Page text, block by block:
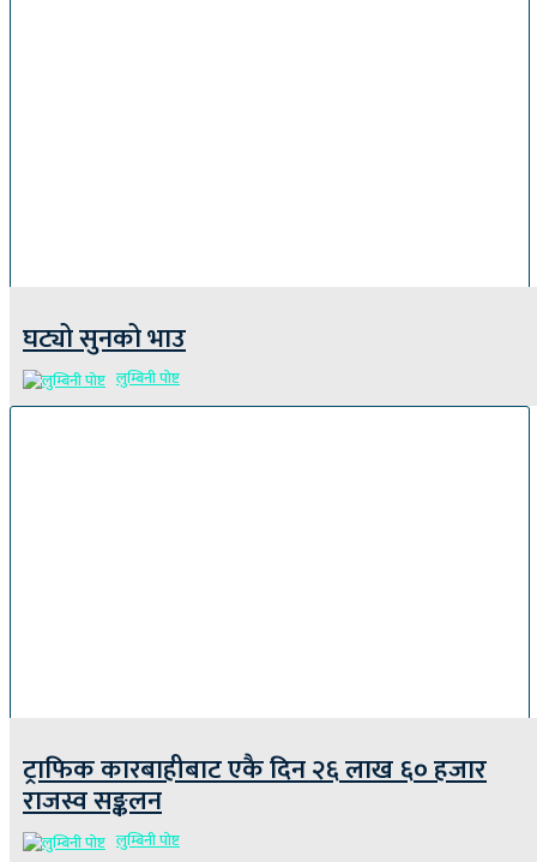
घट्यो सुनको भाउ
लुम्बिनी पोष्ट
ट्राफिक कारबाहीबाट एकै दिन २६ लाख ६० हजार
राजस्व सङ्कलन
लुम्बिनी पोष्ट